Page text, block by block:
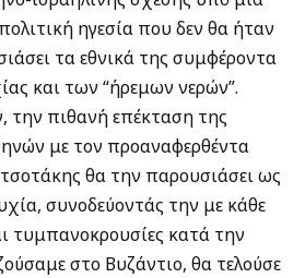
ηγεσία που δεν θα ήταν
τα εθνικά της συμφέροντα
και των “ήρεμων νερών”.
την πιθανή επέκταση της
με τον προαναφερθέντα
θα την παρουσιάσει ως
συνοδεύοντάς την με κάθε
τυμπανοκρουσίες κατά την
στο Βυζάντιο, θα τελούσε